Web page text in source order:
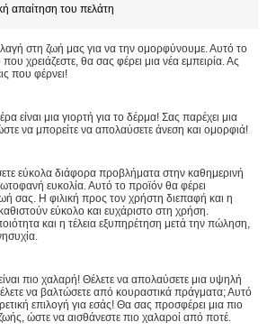
απαίτηση του πελάτη
στη ζωή μας για να την ομορφύνουμε. Αυτό το
χρειάζεστε, θα σας φέρει μια νέα εμπειρία. Ας
που φέρνει!
είναι μια γιορτή για το δέρμα! Σας παρέχει μια
να μπορείτε να απολαύσετε άνεση και ομορφιά!
εύκολα διάφορα προβλήματα στην καθημερινή
ευκολία. Αυτό το προϊόν θα φέρει
σας. Η φιλική προς τον χρήστη διεπαφή και η
εύκολο και ευχάριστο στη χρήση.
και η τέλεια εξυπηρέτηση μετά την πώληση,
πιο χαλαρή! Θέλετε να απολαύσετε μια υψηλή
να βαλτώσετε από κουραστικά πράγματα; Αυτό
επιλογή για εσάς! Θα σας προσφέρει μια πιο
ώστε να αισθάνεστε πιο χαλαροί από ποτέ.